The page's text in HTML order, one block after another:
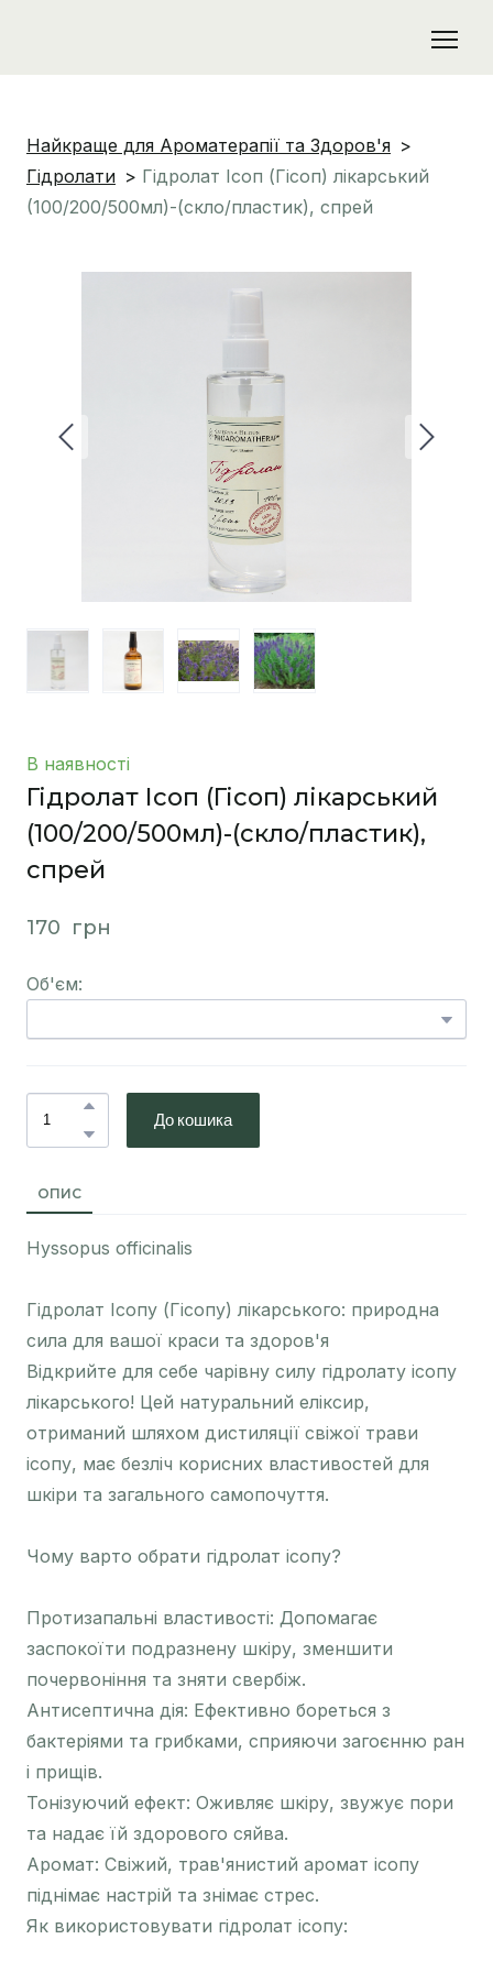
Найкраще для Ароматерапії та Здоров'я
Гідролати
Гідролат Ісоп (Гісоп) лікарський
(100/200/500мл)-(скло/пластик), спрей
В наявності
Гідролат Ісоп (Гісоп) лікарський
(100/200/500мл)-(скло/пластик),
спрей
170  грн
Об'єм:
До кошика
ОПИС
Hyssopus officinalis
Гідролат Ісопу (Гісопу) лікарського: природна
сила для вашої краси та здоров'я
Відкрийте для себе чарівну силу гідролату ісопу
лікарського! Цей натуральний еліксир,
отриманий шляхом дистиляції свіжої трави
ісопу, має безліч корисних властивостей для
шкіри та загального самопочуття.
Чому варто обрати гідролат ісопу?
Протизапальні властивості: Допомагає
заспокоїти подразнену шкіру, зменшити
почервоніння та зняти свербіж.
Антисептична дія: Ефективно бореться з
бактеріями та грибками, сприяючи загоєнню ран
і прищів.
Тонізуючий ефект: Оживляє шкіру, звужує пори
та надає їй здорового сяйва.
Аромат: Свіжий, трав'янистий аромат ісопу
піднімає настрій та знімає стрес.
Як використовувати гідролат ісопу: